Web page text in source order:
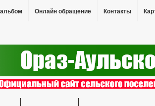
Онлайн обращение Контакты